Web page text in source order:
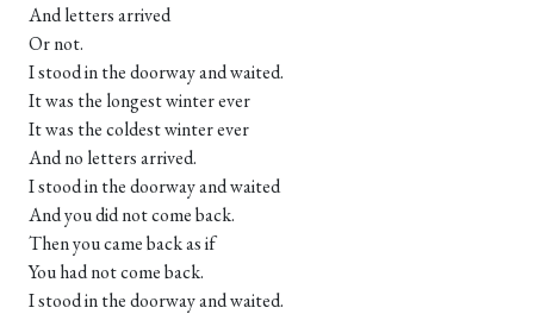
And letters arrived
Or not.
I stood in the doorway and waited.
It was the longest winter ever
It was the coldest winter ever
And no letters arrived.
I stood in the doorway and waited
And you did not come back.
Then you came back as if
You had not come back.
I stood in the doorway and waited.